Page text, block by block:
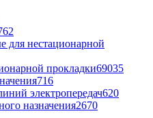
для нестационарной
прокладки69035
716
электропередач620
назначения2670